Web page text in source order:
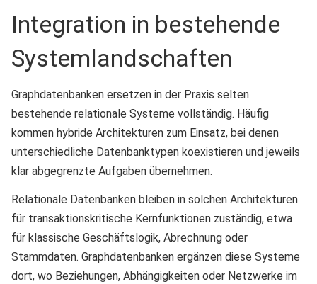
Integration in bestehende
Systemlandschaften
Graphdatenbanken ersetzen in der Praxis selten
bestehende relationale Systeme vollständig. Häufig
kommen hybride Architekturen zum Einsatz, bei denen
unterschiedliche Datenbanktypen koexistieren und jeweils
klar abgegrenzte Aufgaben übernehmen.
Relationale Datenbanken bleiben in solchen Architekturen
für transaktionskritische Kernfunktionen zuständig, etwa
für klassische Geschäftslogik, Abrechnung oder
Stammdaten. Graphdatenbanken ergänzen diese Systeme
dort, wo Beziehungen, Abhängigkeiten oder Netzwerke im